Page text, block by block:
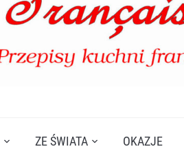
ZE ŚWIATA OKAZJE